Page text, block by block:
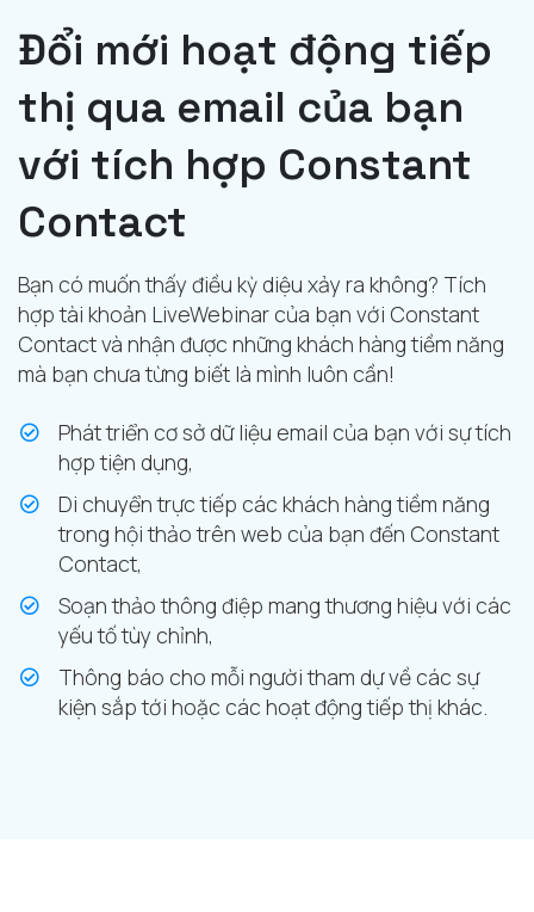
Đổi mới hoạt động tiếp
thị qua email của bạn
với tích hợp Constant
Contact
Bạn có muốn thấy điều kỳ diệu xảy ra không? Tích
hợp tài khoản LiveWebinar của bạn với Constant
Contact và nhận được những khách hàng tiềm năng
mà bạn chưa từng biết là mình luôn cần!
Phát triển cơ sở dữ liệu email của bạn với sự tích
hợp tiện dụng,
Di chuyển trực tiếp các khách hàng tiềm năng
trong hội thảo trên web của bạn đến Constant
Contact,
Soạn thảo thông điệp mang thương hiệu với các
yếu tố tùy chỉnh,
Thông báo cho mỗi người tham dự về các sự
kiện sắp tới hoặc các hoạt động tiếp thị khác.